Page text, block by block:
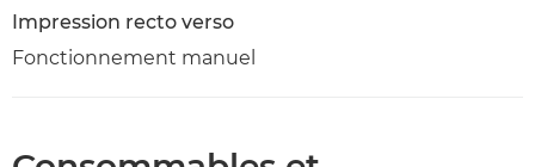
Impression recto verso
Fonctionnement manuel